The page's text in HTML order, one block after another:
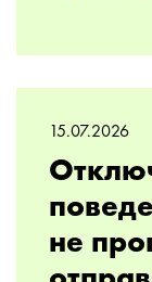
15.07.2026
не